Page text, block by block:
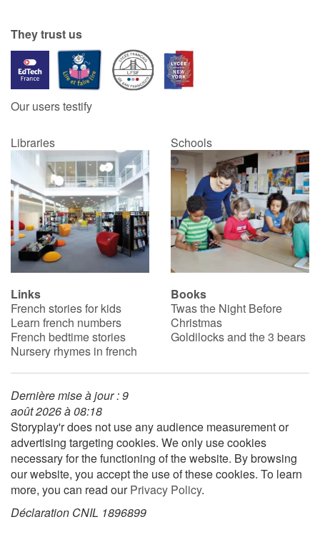
They trust us
Our users testify
Libraries Schools
Links
French stories for kids
Learn french numbers
French bedtime stories
Nursery rhymes in french
Books
Twas the Night Before
Christmas
Goldilocks and the 3 bears
Dernière mise à jour : 9
août 2026 à 08:18
Storyplay'r does not use any audience measurement or
advertising targeting cookies. We only use cookies
necessary for the functioning of the website. By browsing
our website, you accept the use of these cookies. To learn
more, you can read ourPrivacy Policy.
Déclaration CNIL 1896899